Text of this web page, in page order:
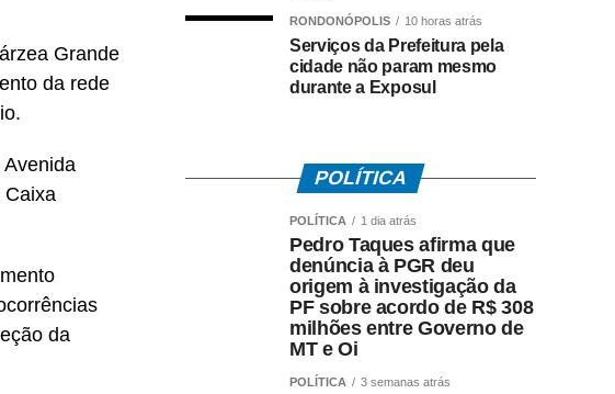
Grande
da rede
Caixa
da
RONDONÓPOLIS 10 horas atrás
Serviços da Prefeitura pela
cidade não param mesmo
durante a Exposul
POLÍTICA
POLÍTICA 1 dia atrás
Pedro Taques afirma que
denúncia à PGR deu
origem à investigação da
PF sobre acordo de R$ 308
milhões entre Governo de
MT e Oi
POLÍTICA 3 semanas atrás